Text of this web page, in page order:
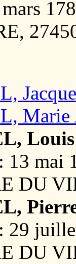
Marie
Louis
13 mai
DU
29
DU